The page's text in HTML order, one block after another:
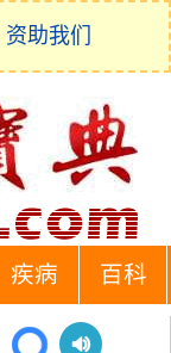
资助我们
疾病 百科